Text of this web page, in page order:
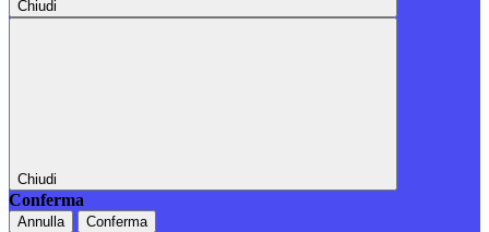
Chiudi
Chiudi
Conferma
Annulla Conferma